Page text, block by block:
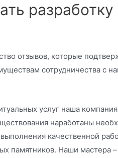
разработку
отзывов, которые
сотрудничества с
услуг наша
наработаны
качественной
памятников. Наши мастера –